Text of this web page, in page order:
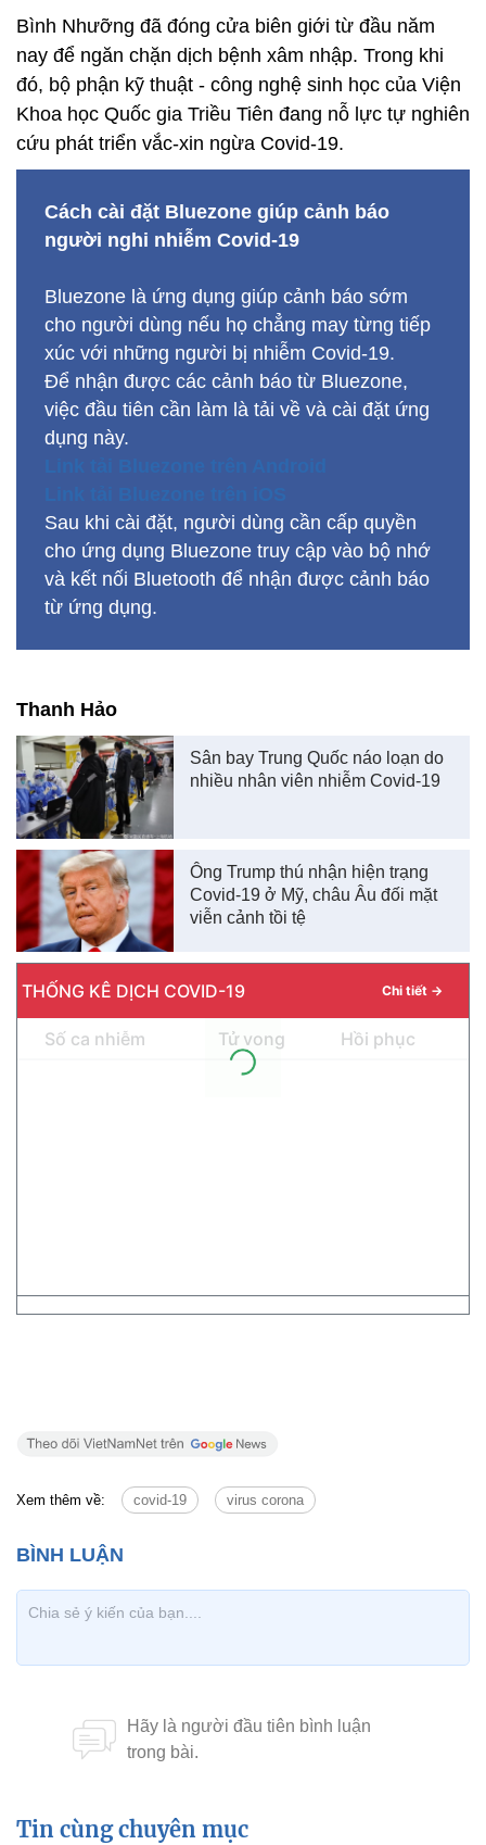
Bình Nhưỡng đã đóng cửa biên giới từ đầu năm
nay để ngăn chặn dịch bệnh xâm nhập. Trong khi
đó, bộ phận kỹ thuật - công nghệ sinh học của Viện
Khoa học Quốc gia Triều Tiên đang nỗ lực tự nghiên
cứu phát triển vắc-xin ngừa Covid-19.
Cách cài đặt Bluezone giúp cảnh báo
người nghi nhiễm Covid-19
Bluezone là ứng dụng giúp cảnh báo sớm
cho người dùng nếu họ chẳng may từng tiếp
xúc với những người bị nhiễm Covid-19.
Để nhận được các cảnh báo từ Bluezone,
việc đầu tiên cần làm là tải về và cài đặt ứng
dụng này.
Sau khi cài đặt, người dùng cần cấp quyền
cho ứng dụng Bluezone truy cập vào bộ nhớ
và kết nối Bluetooth để nhận được cảnh báo
từ ứng dụng.
Thanh Hảo
Sân bay Trung Quốc náo loạn do
nhiều nhân viên nhiễm Covid-19
Ông Trump thú nhận hiện trạng
Covid-19 ở Mỹ, châu Âu đối mặt
viễn cảnh tồi tệ
Xem thêm về: covid-19 virus corona
Tin cùng chuyên mục